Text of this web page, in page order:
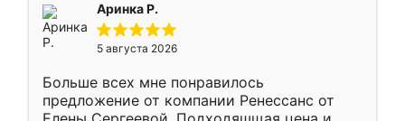
Аринка Р.
5 августа 2026
Больше всех мне понравилось
предложение от компании Ренессанс от